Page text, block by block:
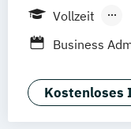
Stuttgart
Vollzeit
Business
CRM &
Kostenloses